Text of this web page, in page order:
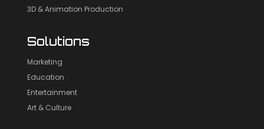
3D & Animation Production
Solutions
Marketing
Education
Entertainment
Art & Culture